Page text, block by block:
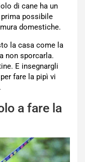
di cane ha un
possibile
domestiche.
la casa come la
non sporcarla.
E insegnargli
fare la pipì vi
a fare la